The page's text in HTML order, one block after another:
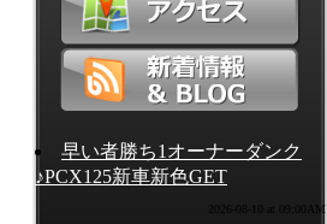
早い者勝ち1オーナーダンク
♪PCX125新車新色GET
2026-08-10 at 09:00AM